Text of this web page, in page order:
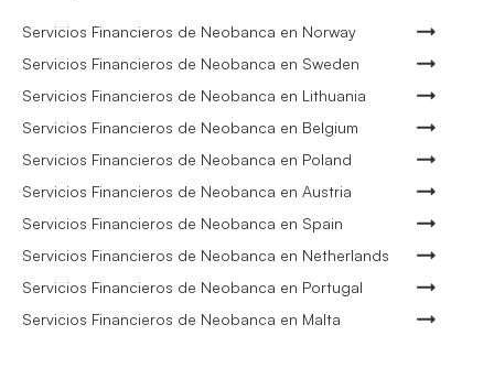
Servicios Financieros de Neobanca en Norway
Servicios Financieros de Neobanca en Sweden
Servicios Financieros de Neobanca en Lithuania
Servicios Financieros de Neobanca en Belgium
Servicios Financieros de Neobanca en Poland
Servicios Financieros de Neobanca en Austria
Servicios Financieros de Neobanca en Spain
Servicios Financieros de Neobanca en Netherlands
Servicios Financieros de Neobanca en Portugal
Servicios Financieros de Neobanca en Malta